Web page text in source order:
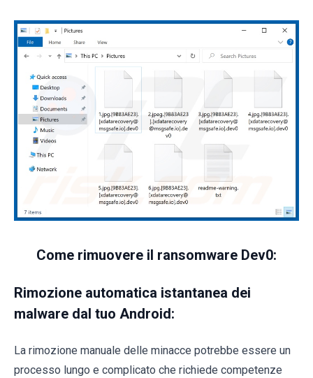
Come rimuovere il ransomware Dev0:
Rimozione automatica istantanea dei
malware dal tuo Android:
La rimozione manuale delle minacce potrebbe essere un
processo lungo e complicato che richiede competenze